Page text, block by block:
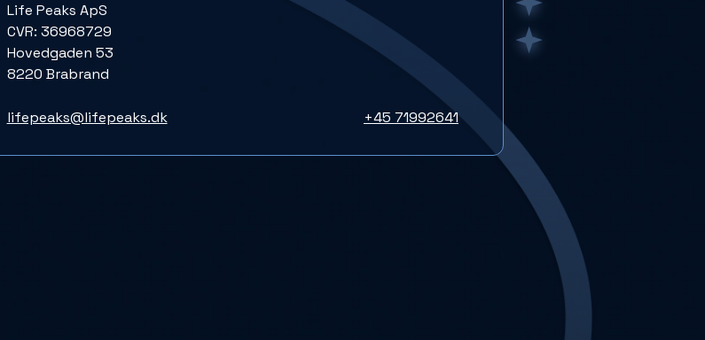
Life Peaks ApS
CVR: 36968729
Hovedgaden 53
8220 Brabrand
lifepeaks@lifepeaks.dk +45 71992641